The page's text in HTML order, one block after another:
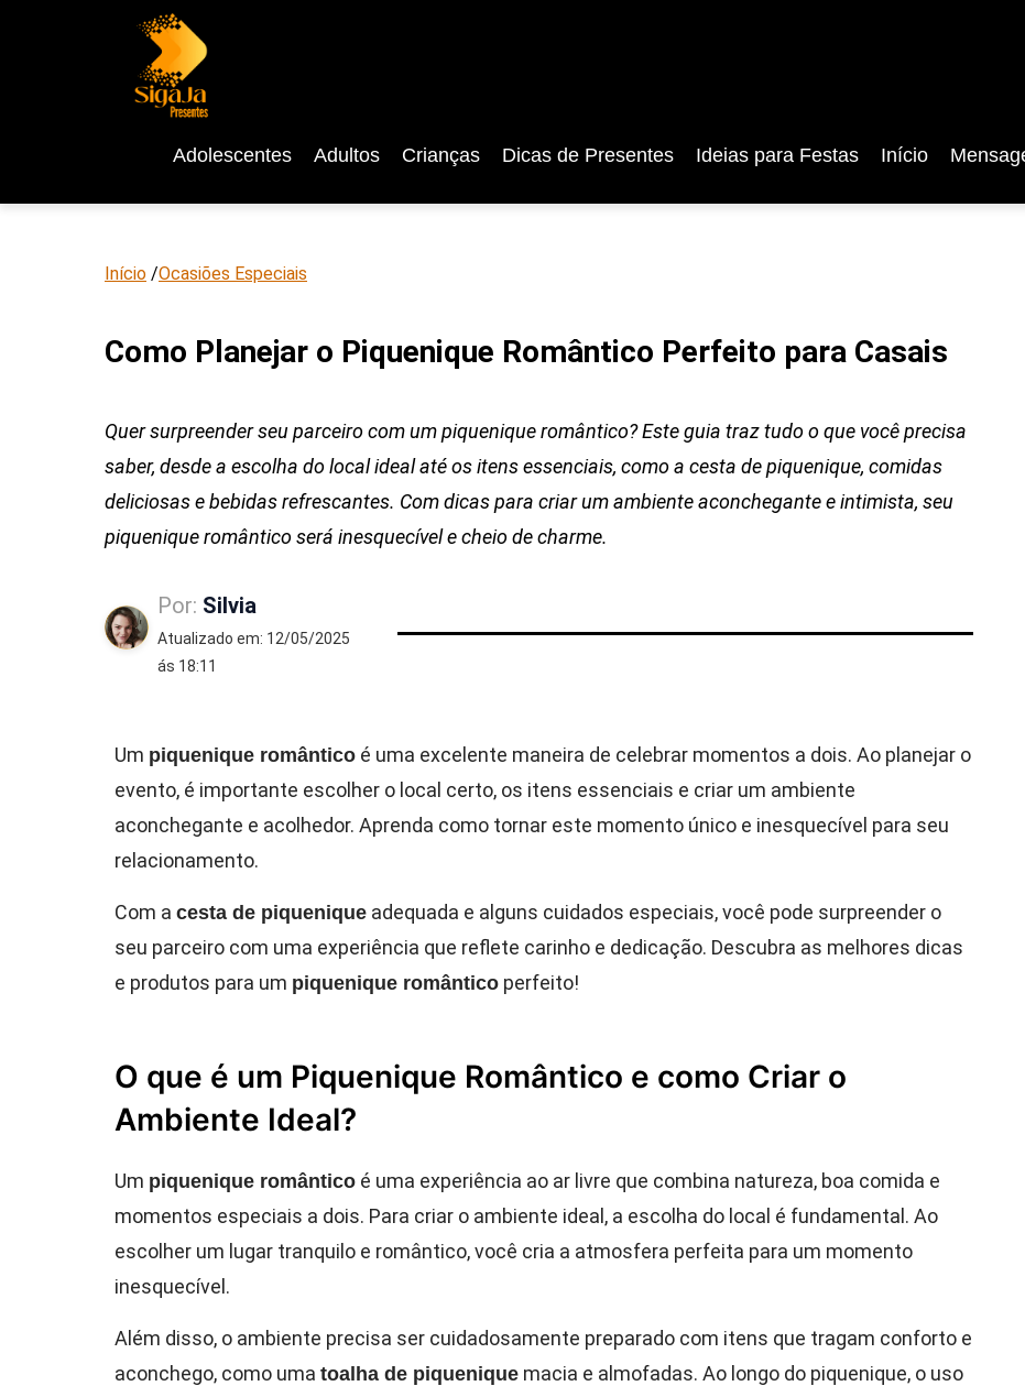
Adolescentes Adultos Crianças Dicas de Presentes Ideias para Festas Início
Início /Ocasiões Especiais
Como Planejar o Piquenique Romântico Perfeito para Casais
Quer surpreender seu parceiro com um piquenique romântico? Este guia traz tudo o que você precisa
saber, desde a escolha do local ideal até os itens essenciais, como a cesta de piquenique, comidas
deliciosas e bebidas refrescantes. Com dicas para criar um ambiente aconchegante e intimista, seu
piquenique romântico será inesquecível e cheio de charme.
Por: Silvia
Atualizado em: 12/05/2025
ás 18:11
Um piquenique romântico é uma excelente maneira de celebrar momentos a dois. Ao planejar o
evento, é importante escolher o local certo, os itens essenciais e criar um ambiente
aconchegante e acolhedor. Aprenda como tornar este momento único e inesquecível para seu
relacionamento.
Com a cesta de piquenique adequada e alguns cuidados especiais, você pode surpreender o
seu parceiro com uma experiência que reflete carinho e dedicação. Descubra as melhores dicas
e produtos para um piquenique romântico perfeito!
O que é um Piquenique Romântico e como Criar o
Ambiente Ideal?
Um piquenique romântico é uma experiência ao ar livre que combina natureza, boa comida e
momentos especiais a dois. Para criar o ambiente ideal, a escolha do local é fundamental. Ao
escolher um lugar tranquilo e romântico, você cria a atmosfera perfeita para um momento
inesquecível.
Além disso, o ambiente precisa ser cuidadosamente preparado com itens que tragam conforto e
aconchego, como uma toalha de piquenique macia e almofadas. Ao longo do piquenique, o uso